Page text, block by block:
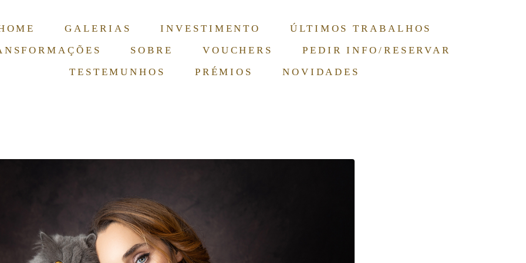
GALERIAS INVESTIMENTO
ÚLTIMOS TRABALHOS
SOBRE VOUCHERS
PEDIR INFO/RESERVAR
TESTEMUNHOS
PRÉMIOS NOVIDADES